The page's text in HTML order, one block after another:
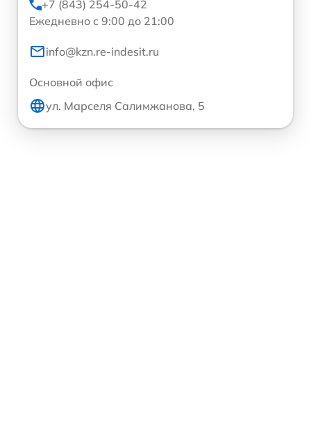
+7 (843) 254-50-42
Ежедневно с 9:00 до 21:00
info@kzn.re-indesit.ru
Основной офис
ул. Марселя Салимжанова, 5